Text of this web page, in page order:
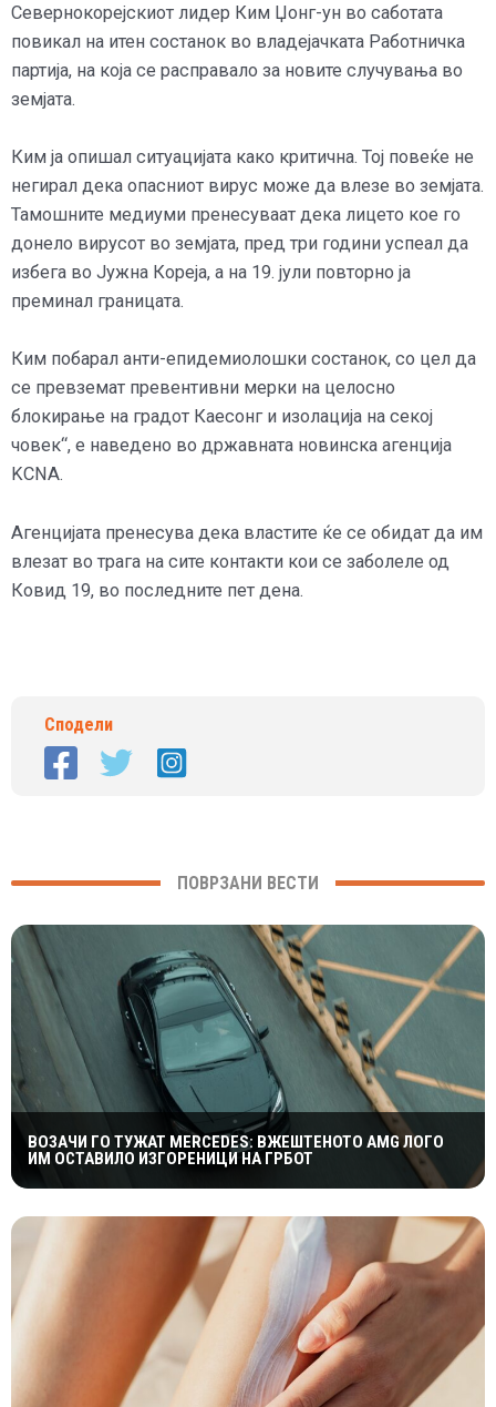
Севернокорејскиот лидер Ким Џонг-ун во саботата
повикал на итен состанок во владејачката Работничка
партија, на која се расправало за новите случувања во
земјата.
Ким ја опишал ситуацијата како критична. Тој повеќе не
негирал дека опасниот вирус може да влезе во земјата.
Тамошните медиуми пренесуваат дека лицето кое го
донело вирусот во земјата, пред три години успеал да
избега во Јужна Кореја, а на 19. јули повторно ја
преминал границата.
Ким побарал анти-епидемиолошки состанок, со цел да
се превземат превентивни мерки на целосно
блокирање на градот Каесонг и изолација на секој
човек“, е наведено во државната новинска агенција
KCNA.
Агенцијата пренесува дека властите ќе се обидат да им
влезат во трага на сите контакти кои се заболеле од
Ковид 19, во последните пет дена.
Сподели
ПОВРЗАНИ ВЕСТИ
ВОЗАЧИ ГО ТУЖАТ MERCEDES: ВЖЕШТЕНОТО AMG ЛОГО
ИМ ОСТАВИЛО ИЗГОРЕНИЦИ НА ГРБОТ